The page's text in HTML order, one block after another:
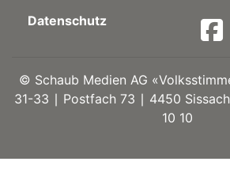
Datenschutz
© Schaub Medien AG
31-33 ∣ Postfach 73 ∣ 4450
10 10